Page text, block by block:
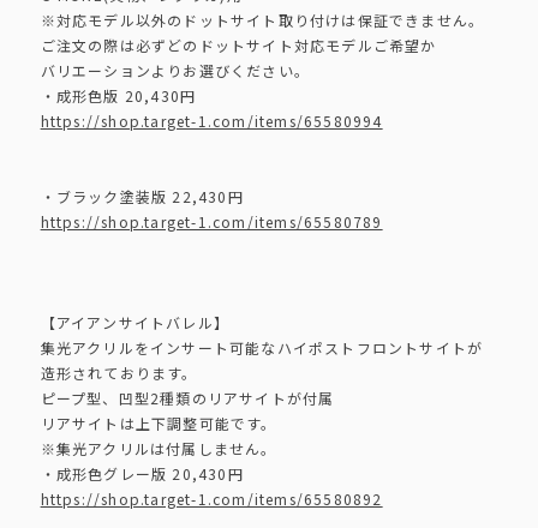
※対応モデル以外のドットサイト取り付けは保証できません。
ご注文の際は必ずどのドットサイト対応モデルご希望か
バリエーションよりお選びください。
・成形色版 20,430円
https://shop.target-1.com/items/65580994
・ブラック塗装版 22,430円
https://shop.target-1.com/items/65580789
【アイアンサイトバレル】
集光アクリルをインサート可能なハイポストフロントサイトが
造形されております。
ピープ型、凹型2種類のリアサイトが付属
リアサイトは上下調整可能です。
※集光アクリルは付属しません。
・成形色グレー版 20,430円
https://shop.target-1.com/items/65580892